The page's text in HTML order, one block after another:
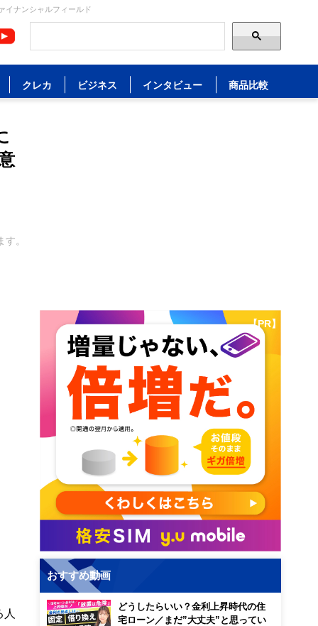
イナンシャルフィールド
クレカ ビジネス インタビュー 商品比較
す。
【PR】
おすすめ動画
どうしたらいい？金利上昇時代の住
宅ローン／まだ”大丈夫”と思ってい